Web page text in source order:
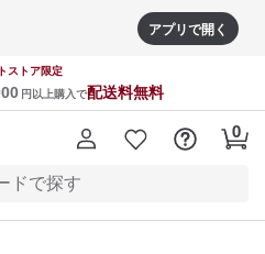
アプリで開く
ストア限定
円以上購入で配送料無料